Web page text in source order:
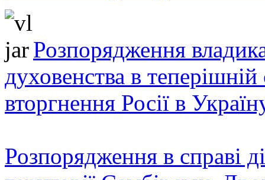
Розпорядження
духовенства в теперішній
вторгнення Росії в
Розпорядження в справі